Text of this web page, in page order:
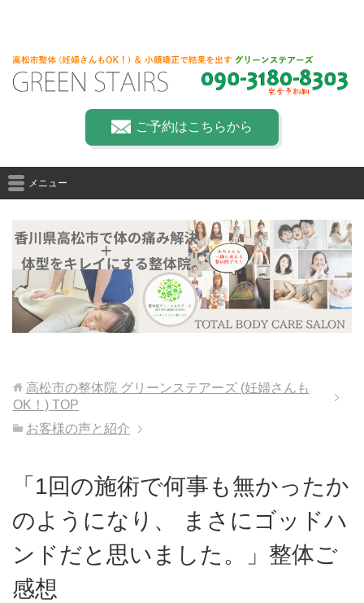
ご予約はこちらから
メニュー
高松市の整体院 グリーンステアーズ (妊婦さんも
OK！) TOP
お客様の声と紹介
「1回の施術で何事も無かったか
のようになり、 まさにゴッドハ
ンドだと思いました。」整体ご
感想